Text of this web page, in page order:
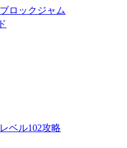
ロックジャム
ベル102攻略